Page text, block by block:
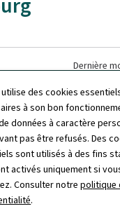
utilise des cookies
à son bon
données à caractère
pas être refusés. Des
sont utilisés à des fins
activés uniquement si
Consulter notrepolitique
.
Dernière
: Eng gesond
Luxembourg
2024
214 page(s)